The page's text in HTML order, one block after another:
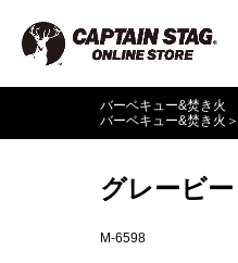
バーベキュー&焚き火
バーベキュー&焚き火 ＞
グレービ
M-6598